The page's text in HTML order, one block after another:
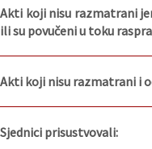
Akti koji nisu razmatrani
ili su povučeni u toku
Akti koji nisu razmatrani i
Sjednici prisustvovali: